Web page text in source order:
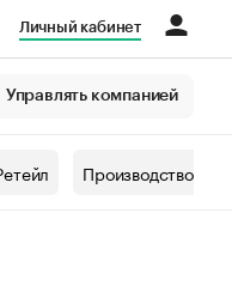
Личный кабинет
Управлять компанией
Производство